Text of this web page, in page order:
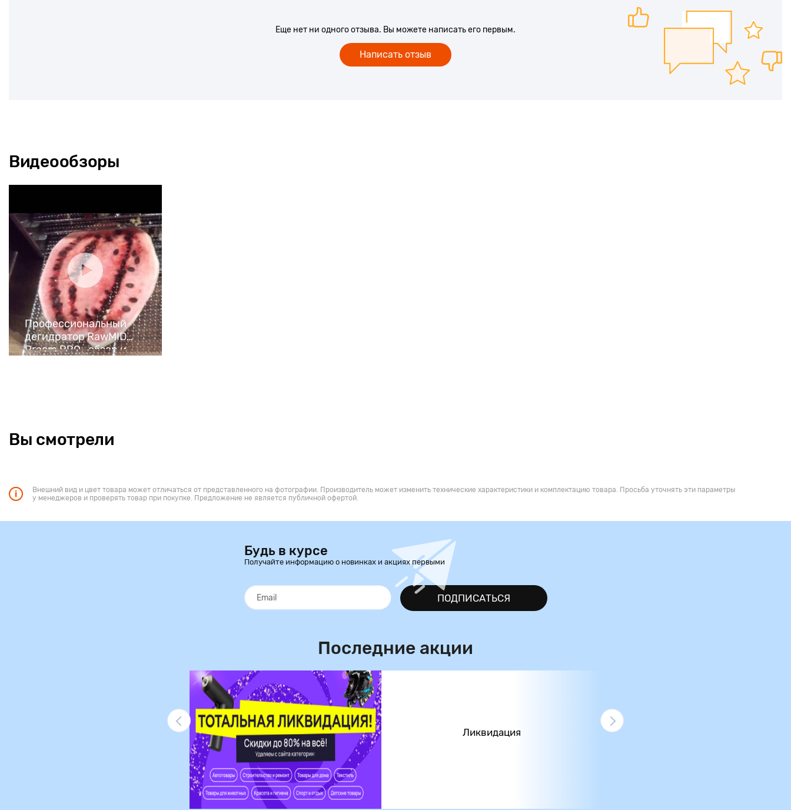
Еще нет ни одного отзыва. Вы можете написать его первым.
Написать отзыв
Видеообзоры
Профессиональный
дегидратор RawMID
Dream PRO -обзор и
Вы смотрели
Внешний вид и цвет товара может отличаться от представленного на фотографии. Производитель может изменить технические характеристики и комплектацию товара. Просьба уточнять эти параметры
у менеджеров и проверять товар при покупке. Предложение не является публичной офертой.
Будь в курсе
Получайте информацию о новинках и акциях первыми
ПОДПИСАТЬСЯ
Последние акции
Ликвидация